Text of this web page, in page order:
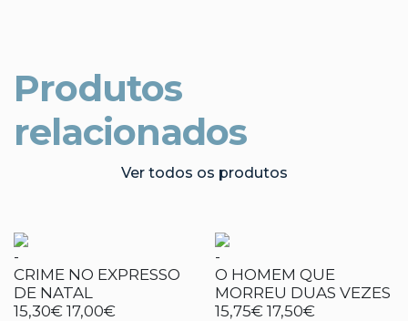
Produtos
relacionados
Ver todos os produtos
-
CRIME NO EXPRESSO
DE NATAL
15,30€ 17,00€
-
O HOMEM QUE
MORREU DUAS VEZES
15,75€ 17,50€